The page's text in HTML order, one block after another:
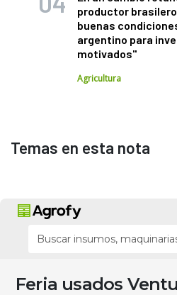
productor
buenas
argentino para
motivados"
Agricultura
Temas en esta nota
Feria usados